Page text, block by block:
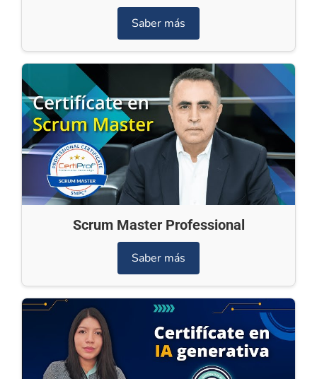
Saber más
Scrum Master Professional
Saber más